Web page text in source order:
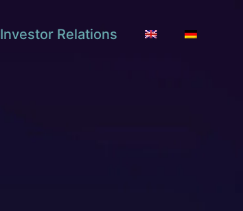
Investor Relations